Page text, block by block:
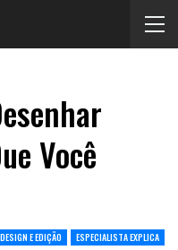
Você
DESIGN E EDIÇÃO ESPECIALISTA EXPLICA